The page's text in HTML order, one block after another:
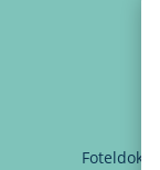
Foteldoki